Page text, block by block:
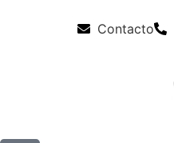
Contacto